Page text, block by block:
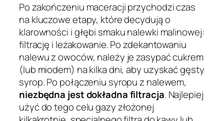
Po zakończeniu maceracji przychodzi czas
na kluczowe etapy, które decydują o
klarowności i głębi smaku nalewki malinowej:
filtrację i leżakowanie. Po zdekantowaniu
nalewu z owoców, należy je zasypać cukrem
(lub miodem) na kilka dni, aby uzyskać gęsty
syrop. Po połączeniu syropu z nalewem,
niezbędna jest dokładna filtracja. Najlepiej
użyć do tego celu gazy złożonej